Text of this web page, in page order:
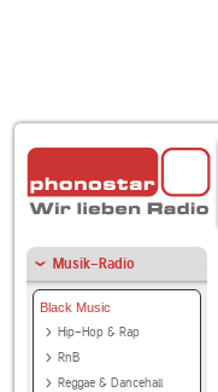
Musik-Radio
Black Music
Hip-Hop & Rap
RnB
Reggae & Dancehall